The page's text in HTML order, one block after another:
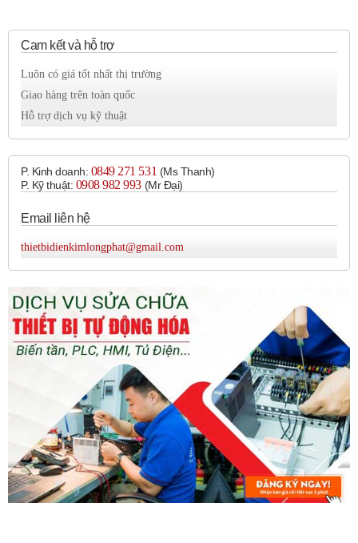
thiết bị khác thông qua nhiều giao thức truyền thông
Kích thước:
Autonics cung cấp HMI với nhiều kích thước màn hình khác
nhau để phù hợp với các ứng dụng và không gian lắp đặt khác
nhau. Các kích thước phổ biến bao gồm:
4.3 inch
5.7 inch
7 inch
15 inch
Kích thước vật lý (chiều rộng, chiều cao, chiều sâu) sẽ khác
nhau tùy thuộc vào kích thước màn hình và model cụ thể.
Đặc điểm chung:
Màn hình cảm ứng:Hầu hết các HMI Autonics đều
được trang bị màn hình cảm ứng điện trở hoặc điện
dung, cho phép thao tác trực tiếp và dễ dàng.
Độ phân giải đa dạng:
Cung cấp nhiều tùy chọn độ
phân giải để đảm bảo hiển thị rõ ràng và sắc nét.
Hiển thị màu:Hỗ trợ hiển thị màu sắc đa dạng (lên
Cam kết và hỗ trợ
Luôn có giá tốt nhất thị trường
Giao hàng trên toàn quốc
Hỗ trợ dịch vụ kỹ thuật
P. Kinh doanh: 0849 271 531 (Ms Thanh)
P. Kỹ thuật: 0908 982 993​ (Mr Đại)
Email liên hệ
thietbidienkimlongphat@gmail.com